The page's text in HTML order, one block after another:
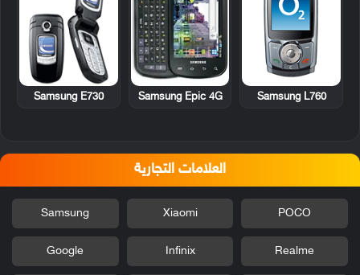
Samsung L760
Samsung Epic 4G
Samsung E730
العلامات التجارية
POCO
Xiaomi
Samsung
Realme
Infinix
Google